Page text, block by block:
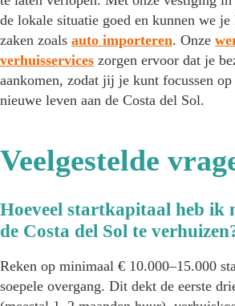
de lokale situatie goed en kunnen we
zaken zoals auto importeren. Onze
verhuisservices zorgen ervoor dat je
aankomen, zodat jij je kunt focussen
nieuwe leven aan de Costa del Sol.
Veelgestelde
Hoeveel startkapitaal heb ik
de Costa del Sol te
Reken op minimaal € 10.000–15.000
soepele overgang. Dit dekt de eerste